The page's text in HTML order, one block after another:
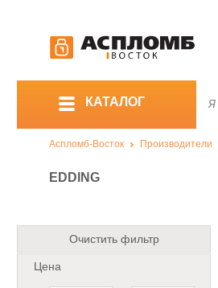
КАТАЛОГ
Аспломб-Восток Производители
EDDING
Очистить фильтр
Цена